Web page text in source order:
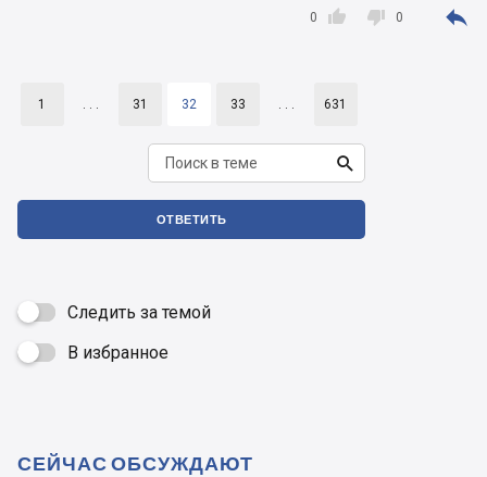

0  0 
1 . . . 31 32 33 . . . 631

ОТВЕТИТЬ
Следить за темой
 В избранное
СЕЙЧАС ОБСУЖДАЮТ